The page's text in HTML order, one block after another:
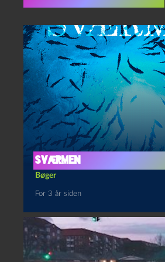
Sværmen
Bøger
For 3 år siden